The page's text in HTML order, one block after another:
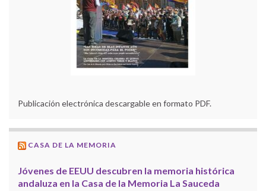
Publicación electrónica descargable en formato PDF.
CASA DE LA MEMORIA
Jóvenes de EEUU descubren la memoria histórica
andaluza en la Casa de la Memoria La Sauceda